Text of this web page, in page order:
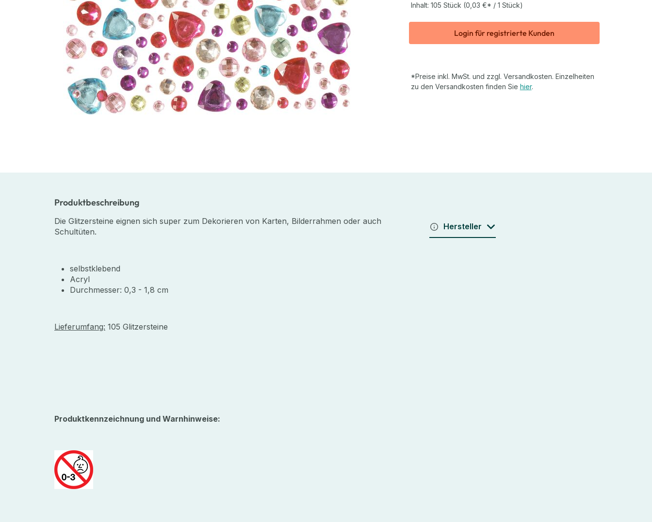
Inhalt: 105 Stück (0,03 €* / 1 Stück)
Login für registrierte Kunden
*Preise inkl. MwSt. und zzgl. Versandkosten. Einzelheiten
zu den Versandkosten finden Sie hier.
Produktbeschreibung
Die Glitzersteine eignen sich super zum Dekorieren von Karten, Bilderrahmen oder auch
Schultüten.
selbstklebend
Acryl
Durchmesser: 0,3 - 1,8 cm
Lieferumfang: 105 Glitzersteine
Produktkennzeichnung und Warnhinweise:
Hersteller